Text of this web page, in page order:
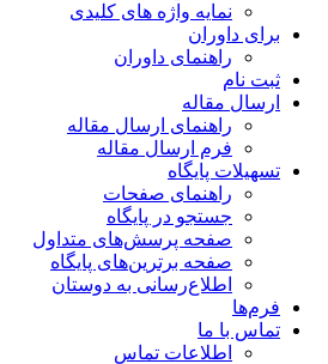
نمایه واژه های کلیدی
برای داوران
راهنمای داوران
ثبت نام
ارسال مقاله
راهنمای ارسال مقاله
فرم ارسال مقاله
تسهیلات پایگاه
راهنمای صفحات
جستجو در پایگاه
صفحه پرسش‌های متداول
صفحه برترین‌های پایگاه
اطلاع‌رسانی به دوستان
فرم‌ها
تماس با ما
اطلاعات تماس